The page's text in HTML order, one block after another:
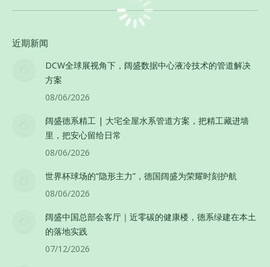
近期新闻
DCW全球展视角下，阔盛数据中心液冷技术的管道解决
方案
08/06/2026
阔盛德系精工 | 大宅全屋水系管道方案，把精工藏进墙
里，把安心留给日常
08/06/2026
世界杯球场的“隐形主力”，德国阔盛为荣耀时刻护航
08/06/2026
阔盛中国总部会客厅｜近零碳的健康楼，德系绿建在本土
的落地实践
07/12/2026